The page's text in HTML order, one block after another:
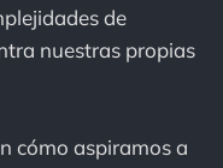
de
nuestras propias
cómo aspiramos a